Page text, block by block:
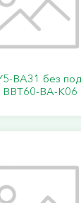
BA31 без
BBT60-BA-K06